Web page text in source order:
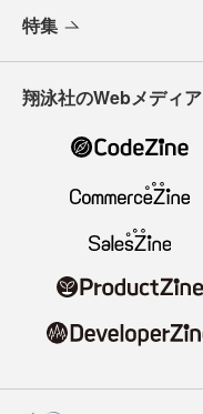
特集
翔泳社のWebメディア